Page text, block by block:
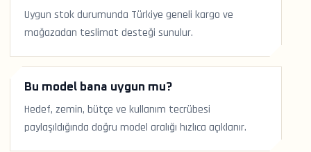
Uygun stok durumunda Türkiye geneli kargo ve
mağazadan teslimat desteği sunulur.
Bu model bana uygun mu?
Hedef, zemin, bütçe ve kullanım tecrübesi
paylaşıldığında doğru model aralığı hızlıca açıklanır.